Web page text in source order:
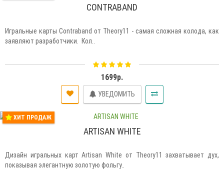
CONTRABAND
Игральные карты Contraband от Theory11 - самая сложная колода, как
заявляют разработчики. Кол..
1699р.
УВЕДОМИТЬ
ХИТ ПРОДАЖ
ARTISAN WHITE
Дизайн игральных карт Artisan White от Theory11 захватывает дух,
показывая элегантную золотую фольгу..